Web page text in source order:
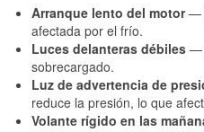
Arranque lento del motor—
afectada por el frío.
Luces delanteras débiles —
sobrecargado.
Luz de advertencia de
reduce la presión, lo que
Volante rígido en las